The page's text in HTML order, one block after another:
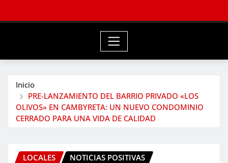
Inicio
PRE-LANZAMIENTO DEL BARRIO PRIVADO «LOS
OLIVOS» EN CAMBYRETA: UN NUEVO CONDOMINIO
CERRADO PARA UNA VIDA DE CALIDAD
LOCALES NOTICIAS POSITIVAS